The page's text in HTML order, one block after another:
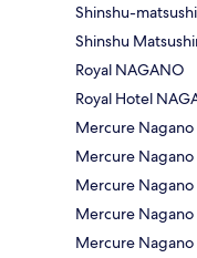
Shinshu-
Shinshu
Royal NAGANO
Royal Hotel
Mercure
Mercure Nagano
Mercure Nagano
Mercure Nagano
Mercure Nagano